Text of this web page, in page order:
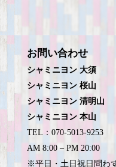
お問い合わせ
シャミニヨン 大須
シャミニヨン 桜山
シャミニヨン 清明山
シャミニヨン 本山
TEL：070-5013-9253
AM 8:00 – PM 20:00
※平日・土日祝日問わ